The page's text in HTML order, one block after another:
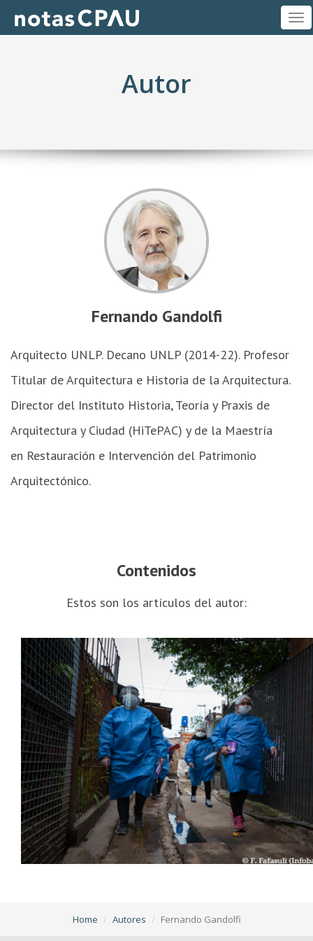
Autor
Fernando Gandolfi
Arquitecto UNLP. Decano UNLP (2014-22). Profesor
Titular de Arquitectura e Historia de la Arquitectura.
Director del Instituto Historia, Teoría y Praxis de
Arquitectura y Ciudad (HiTePAC) y de la Maestría
en Restauración e Intervención del Patrimonio
Arquitectónico.
Contenidos
Estos son los artículos del autor:
Home Autores Fernando Gandolfi